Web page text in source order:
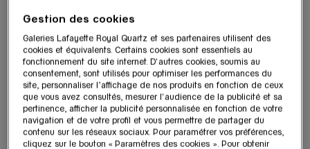
1
6.32
km
Galeries Lafayette Royal
Quartz - Orly Terminal 4
Aéroport d'Orly Terminal 4
94310 Paray-Vieille-Poste
4,8/5Note de 4.8 sur 5
(212 avis)
Ouvert 06:00 - 20:45
Voir plus Itinéraire
Gestion des cookies
Galeries Lafayette Royal Quartz et ses partenaires utilisent des
cookies et équivalents. Certains cookies sont essentiels au
fonctionnement du site internet. D'autres cookies, soumis au
consentement, sont utilisés pour optimiser les performances du
site, personnaliser l’affichage de nos produits en fonction de ceux
que vous avez consultés, mesurer l'audience de la publicité et sa
pertinence, afficher la publicité personnalisée en fonction de votre
navigation et de votre profil et vous permettre de partager du
contenu sur les réseaux sociaux. Pour paramétrer vos préférences,
cliquez sur le bouton « Paramètres des cookies ». Pour obtenir